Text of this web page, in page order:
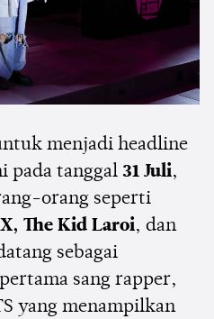
menjadi headline
pada tanggal 31 Juli,
orang seperti
The Kid Laroi, dan
sebagai
sang rapper,
yang menampilkan